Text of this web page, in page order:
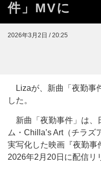
件」MVに
2026年3月2日 / 20:25
Lizaが、新曲「夜勤事
した。
新曲「夜勤事件」は、
ム・Chilla’s Art（チラ
実写化した映画『夜勤事
2026年2月20日に配信リ